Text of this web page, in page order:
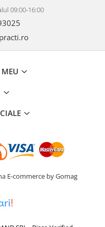
09:00-16:00
E-commerce by Gomag